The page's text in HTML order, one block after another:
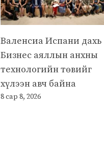
Валенсиа Испани дахь
Бизнес аяллын анхны
технологийн төвийг
хүлээн авч байна
8 сар 8, 2026